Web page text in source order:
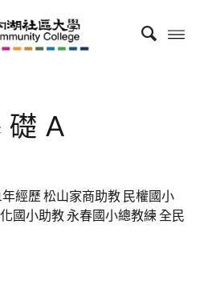
A
經歷 松山家商助教 民權國小
國小助教 永春國小總教練 全民